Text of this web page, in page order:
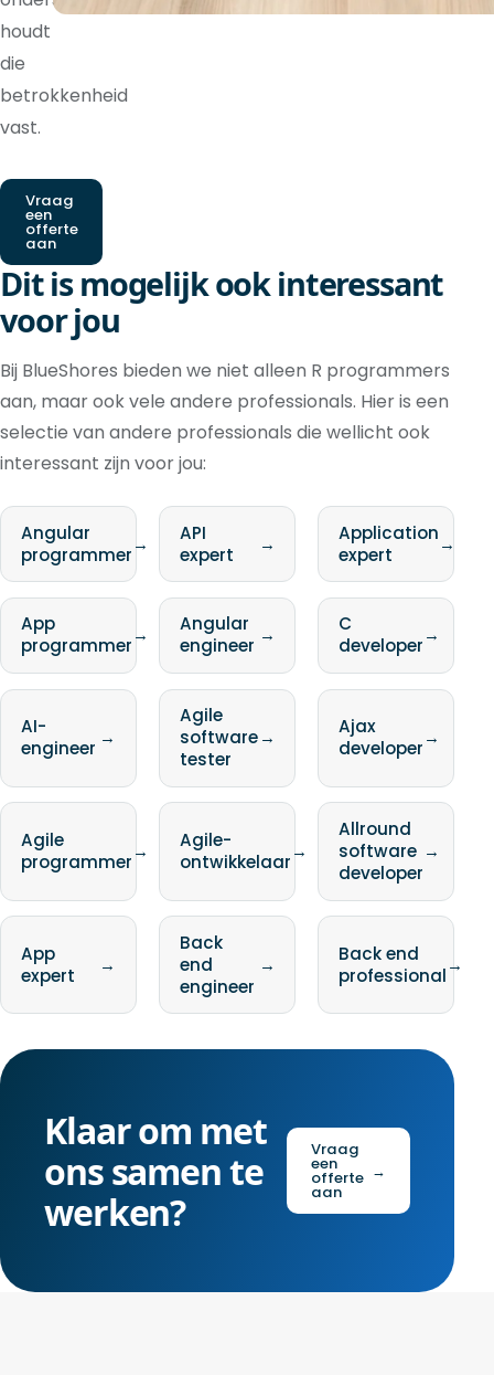
houdt
die
betrokkenheid
vast.
Vraag
een
offerte
aan
Dit is mogelijk ook interessant
voor jou
Bij BlueShores bieden we niet alleen R programmers
aan, maar ook vele andere professionals. Hier is een
selectie van andere professionals die wellicht ook
interessant zijn voor jou:
Angular
programmer→
API
expert
→
Application
expert
→
App
programmer→
Angular
engineer →
C
developer→
AI-
engineer →
Agile
software
tester
→
Ajax
developer→
Agile
programmer→
Agile-
ontwikkelaar→
Allround
software
developer
→
App
expert
→
Back
end
engineer
→
Back end
professional→
Klaar om met
ons samen te
werken?
Vraag
een
offerte
aan
→